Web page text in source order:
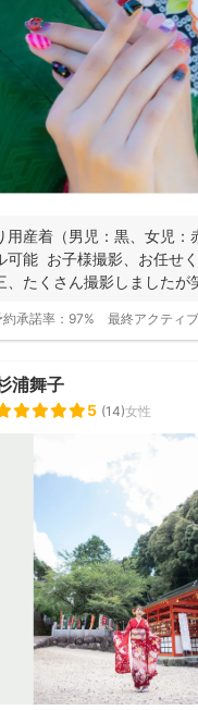
用産着（男児：黒、女児：
可能 お子様撮影、お任せ
、たくさん撮影しましたが
承諾率： 97% 最終アクティブ
浦舞子
5 (14)女性